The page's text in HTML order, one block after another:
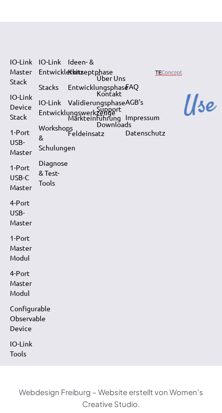
IO-Link
Master
Stack
IO-Link
Device
Stack
1-Port
USB-
Master
1-Port
USB-C
Master
4-Port
USB-
Master
1-Port
Master
Modul
4-Port
Master
Modul
Configurable
Observable
Device
IO-Link
Tools
IO-Link
Entwicklerkits
Stacks
IO-Link
Entwicklungswerkzeuge
Workshops
&
Schulungen
Diagnose
& Test-
Tools
Ideen- &
Konzeptphase
Entwicklungsphase
Validierungsphase
Markteinführung
Feldeinsatz
Über Uns
Kontakt
Support
Downloads
FAQ
AGB's
Impressum
Datenschutz
Webdesign Freiburg – Website erstellt von Women’s
Creative Studio.